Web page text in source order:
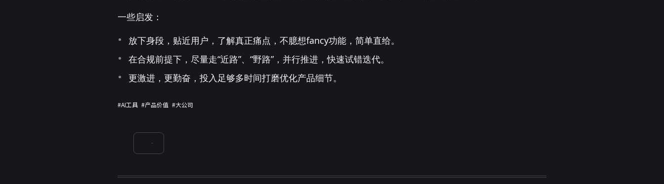
一些启发：
放下身段，贴近用户，了解真正痛点，不臆想fancy功能，简单直给。
在合规前提下，尽量走“近路”、“野路”，并行推进，快速试错迭代。
更激进，更勤奋，投入足够多时间打磨优化产品细节。
#AI工具 #产品价值 #大公司